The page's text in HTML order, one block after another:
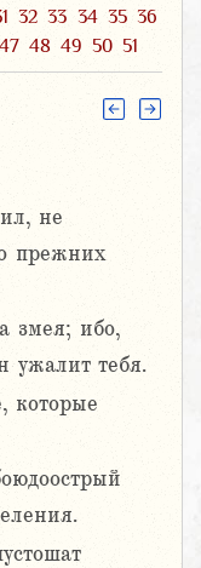
32 33 34 35 36
47 48 49 50 51
не
прежних
змея; ибо,
ужалит тебя.
которые